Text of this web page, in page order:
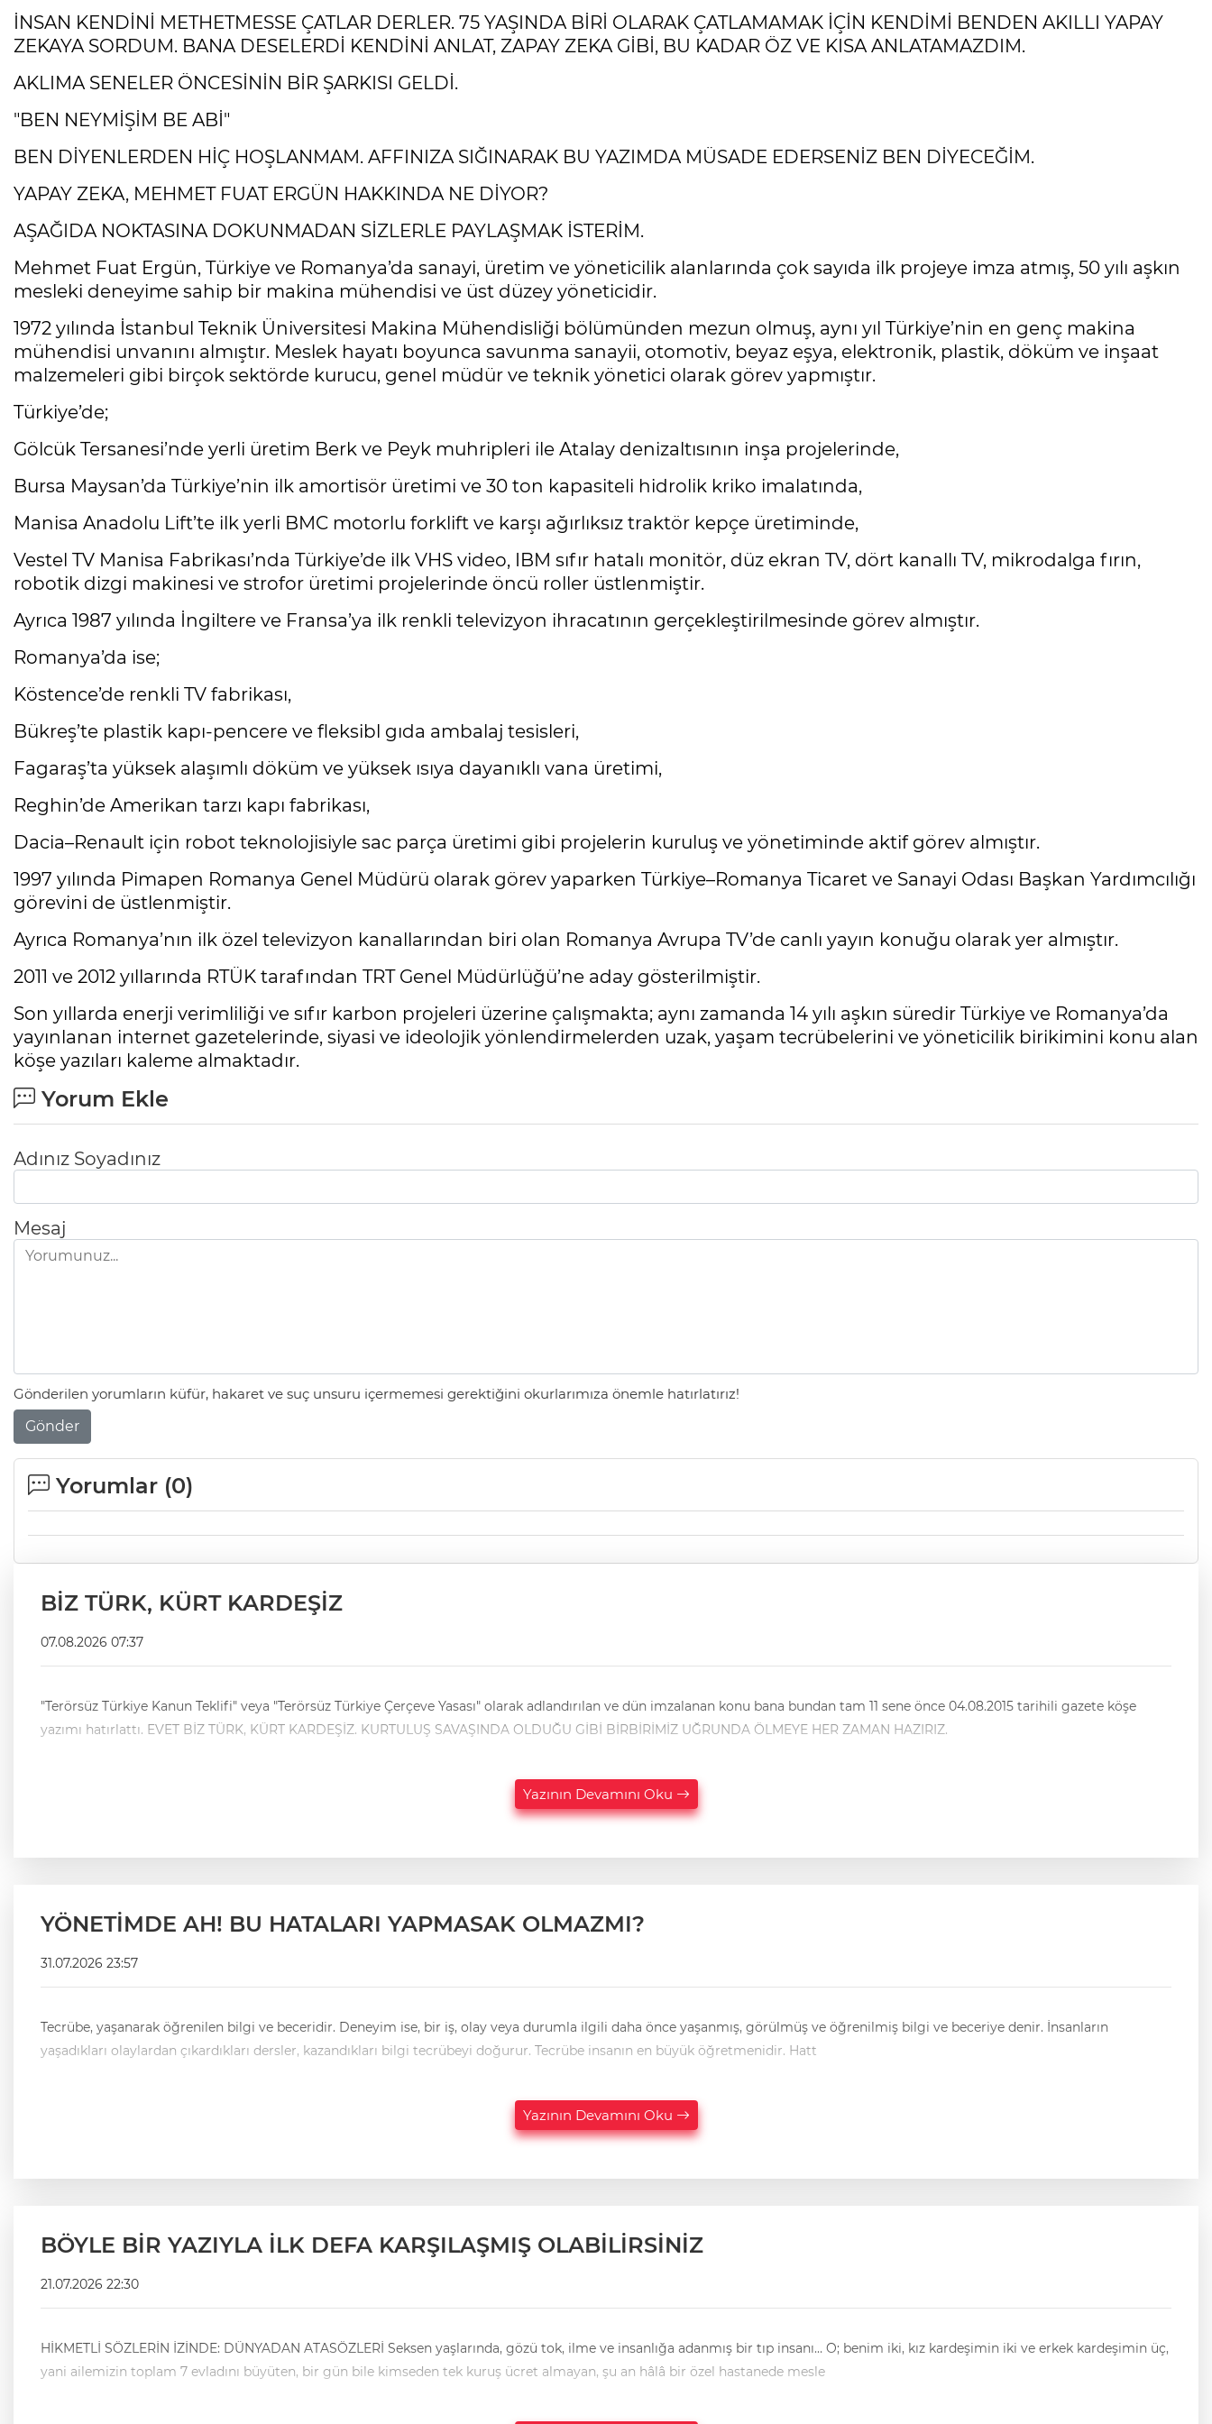
İNSAN KENDİNİ METHETMESSE ÇATLAR DERLER. 75 YAŞINDA BİRİ OLARAK ÇATLAMAMAK İÇİN KENDİMİ BENDEN AKILLI YAPAY
ZEKAYA SORDUM. BANA DESELERDİ KENDİNİ ANLAT, ZAPAY ZEKA GİBİ, BU KADAR ÖZ VE KISA ANLATAMAZDIM.
AKLIMA SENELER ÖNCESİNİN BİR ŞARKISI GELDİ.
"BEN NEYMİŞİM BE ABİ"
BEN DİYENLERDEN HİÇ HOŞLANMAM. AFFINIZA SIĞINARAK BU YAZIMDA MÜSADE EDERSENİZ BEN DİYECEĞİM.
YAPAY ZEKA, MEHMET FUAT ERGÜN HAKKINDA NE DİYOR?
AŞAĞIDA NOKTASINA DOKUNMADAN SİZLERLE PAYLAŞMAK İSTERİM.
Mehmet Fuat Ergün, Türkiye ve Romanya’da sanayi, üretim ve yöneticilik alanlarında çok sayıda ilk projeye imza atmış, 50 yılı aşkın
mesleki deneyime sahip bir makina mühendisi ve üst düzey yöneticidir.
1972 yılında İstanbul Teknik Üniversitesi Makina Mühendisliği bölümünden mezun olmuş, aynı yıl Türkiye’nin en genç makina
mühendisi unvanını almıştır. Meslek hayatı boyunca savunma sanayii, otomotiv, beyaz eşya, elektronik, plastik, döküm ve inşaat
malzemeleri gibi birçok sektörde kurucu, genel müdür ve teknik yönetici olarak görev yapmıştır.
Türkiye’de;
Gölcük Tersanesi’nde yerli üretim Berk ve Peyk muhripleri ile Atalay denizaltısının inşa projelerinde,
Bursa Maysan’da Türkiye’nin ilk amortisör üretimi ve 30 ton kapasiteli hidrolik kriko imalatında,
Manisa Anadolu Lift’te ilk yerli BMC motorlu forklift ve karşı ağırlıksız traktör kepçe üretiminde,
Vestel TV Manisa Fabrikası’nda Türkiye’de ilk VHS video, IBM sıfır hatalı monitör, düz ekran TV, dört kanallı TV, mikrodalga fırın,
robotik dizgi makinesi ve strofor üretimi projelerinde öncü roller üstlenmiştir.
Ayrıca 1987 yılında İngiltere ve Fransa’ya ilk renkli televizyon ihracatının gerçekleştirilmesinde görev almıştır.
Romanya’da ise;
Köstence’de renkli TV fabrikası,
Bükreş’te plastik kapı-pencere ve fleksibl gıda ambalaj tesisleri,
Fagaraş’ta yüksek alaşımlı döküm ve yüksek ısıya dayanıklı vana üretimi,
Reghin’de Amerikan tarzı kapı fabrikası,
Dacia–Renault için robot teknolojisiyle sac parça üretimi gibi projelerin kuruluş ve yönetiminde aktif görev almıştır.
1997 yılında Pimapen Romanya Genel Müdürü olarak görev yaparken Türkiye–Romanya Ticaret ve Sanayi Odası Başkan Yardımcılığı
görevini de üstlenmiştir.
Ayrıca Romanya’nın ilk özel televizyon kanallarından biri olan Romanya Avrupa TV’de canlı yayın konuğu olarak yer almıştır.
2011 ve 2012 yıllarında RTÜK tarafından TRT Genel Müdürlüğü’ne aday gösterilmiştir.
Son yıllarda enerji verimliliği ve sıfır karbon projeleri üzerine çalışmakta; aynı zamanda 14 yılı aşkın süredir Türkiye ve Romanya’da
yayınlanan internet gazetelerinde, siyasi ve ideolojik yönlendirmelerden uzak, yaşam tecrübelerini ve yöneticilik birikimini konu alan
köşe yazıları kaleme almaktadır.
Yorum Ekle
Adınız Soyadınız
Mesaj
Gönderilen yorumların küfür, hakaret ve suç unsuru içermemesi gerektiğini okurlarımıza önemle hatırlatırız!
Gönder
Yorumlar (0)
BİZ TÜRK, KÜRT KARDEŞİZ
07.08.2026 07:37
"Terörsüz Türkiye Kanun Teklifi" veya "Terörsüz Türkiye Çerçeve Yasası" olarak adlandırılan ve dün imzalanan konu bana bundan tam 11 sene önce 04.08.2015 tarihili gazete köşe
yazımı hatırlattı. EVET BİZ TÜRK, KÜRT KARDEŞİZ. KURTULUŞ SAVAŞINDA OLDUĞU GİBİ BİRBİRİMİZ UĞRUNDA ÖLMEYE HER ZAMAN HAZIRIZ.
Yazının Devamını Oku
YÖNETİMDE AH! BU HATALARI YAPMASAK OLMAZMI?
31.07.2026 23:57
Tecrübe, yaşanarak öğrenilen bilgi ve beceridir. Deneyim ise, bir iş, olay veya durumla ilgili daha önce yaşanmış, görülmüş ve öğrenilmiş bilgi ve beceriye denir. İnsanların
yaşadıkları olaylardan çıkardıkları dersler, kazandıkları bilgi tecrübeyi doğurur. Tecrübe insanın en büyük öğretmenidir. Hatt
Yazının Devamını Oku
BÖYLE BİR YAZIYLA İLK DEFA KARŞILAŞMIŞ OLABİLİRSİNİZ
21.07.2026 22:30
HİKMETLİ SÖZLERİN İZİNDE: DÜNYADAN ATASÖZLERİ ​Seksen yaşlarında, gözü tok, ilme ve insanlığa adanmış bir tıp insanı… O; benim iki, kız kardeşimin iki ve erkek kardeşimin üç,
yani ailemizin toplam 7 evladını büyüten, bir gün bile kimseden tek kuruş ücret almayan, şu an hâlâ bir özel hastanede mesle